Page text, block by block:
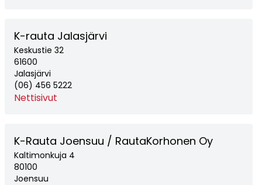
K-rauta Jalasjärvi
Keskustie 32
61600
Jalasjärvi
(06) 456 5222
Nettisivut
K-Rauta Joensuu / RautaKorhonen Oy
Kaltimonkuja 4
80100
Joensuu